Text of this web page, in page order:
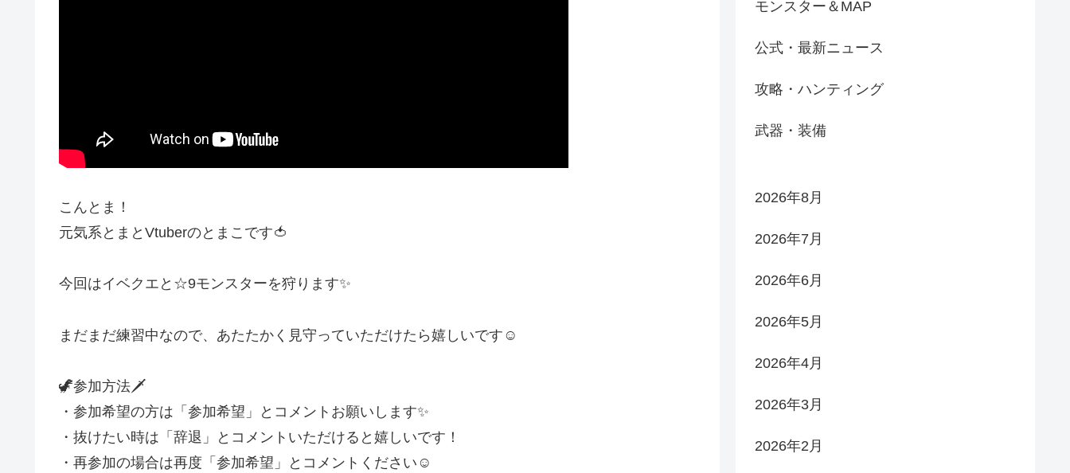
こんとま！
元気系とまとVtuberのとまこです🍅
今回はイベクエと☆9モンスターを狩ります✨
まだまだ練習中なので、あたたかく見守っていただけたら嬉しいです☺️
🦖参加方法🗡️
・参加希望の方は「参加希望」とコメントお願いします✨
・抜けたい時は「辞退」とコメントいただけると嬉しいです！
・再参加の場合は再度「参加希望」とコメントください☺️
モンスター＆MAP
公式・最新ニュース
攻略・ハンティング
武器・装備
2026年8月
2026年7月
2026年6月
2026年5月
2026年4月
2026年3月
2026年2月